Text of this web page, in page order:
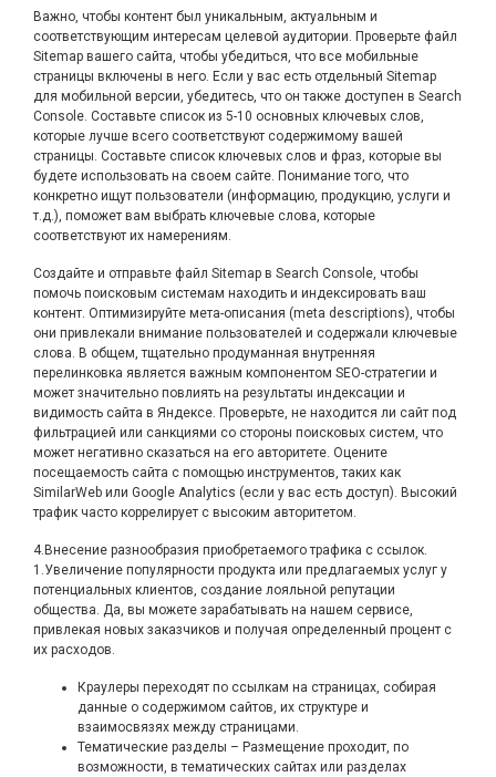
Важно, чтобы контент был уникальным, актуальным и
соответствующим интересам целевой аудитории. Проверьте файл
Sitemap вашего сайта, чтобы убедиться, что все мобильные
страницы включены в него. Если у вас есть отдельный Sitemap
для мобильной версии, убедитесь, что он также доступен в Search
Console. Составьте список из 5-10 основных ключевых слов,
которые лучше всего соответствуют содержимому вашей
страницы. Составьте список ключевых слов и фраз, которые вы
будете использовать на своем сайте. Понимание того, что
конкретно ищут пользователи (информацию, продукцию, услуги и
т.д.), поможет вам выбрать ключевые слова, которые
соответствуют их намерениям.
Создайте и отправьте файл Sitemap в Search Console, чтобы
помочь поисковым системам находить и индексировать ваш
контент. Оптимизируйте мета-описания (meta descriptions), чтобы
они привлекали внимание пользователей и содержали ключевые
слова. В общем, тщательно продуманная внутренняя
перелинковка является важным компонентом SEO-стратегии и
может значительно повлиять на результаты индексации и
видимость сайта в Яндексе. Проверьте, не находится ли сайт под
фильтрацией или санкциями со стороны поисковых систем, что
может негативно сказаться на его авторитете. Оцените
посещаемость сайта с помощью инструментов, таких как
SimilarWeb или Google Analytics (если у вас есть доступ). Высокий
трафик часто коррелирует с высоким авторитетом.
4.Внесение разнообразия приобретаемого трафика с ссылок.
1.Увеличение популярности продукта или предлагаемых услуг у
потенциальных клиентов, создание лояльной репутации
общества. Да, вы можете зарабатывать на нашем сервисе,
привлекая новых заказчиков и получая определенный процент с
их расходов.
Краулеры переходят по ссылкам на страницах, собирая
данные о содержимом сайтов, их структуре и
взаимосвязях между страницами.
Тематические разделы – Размещение проходит, по
возможности, в тематических сайтах или разделах